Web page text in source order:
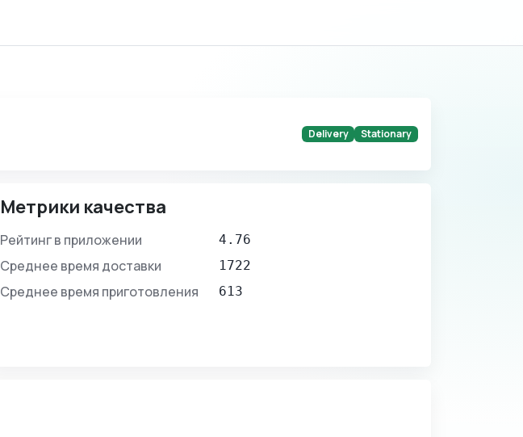
Delivery Stationary
Метрики качества
Рейтинг в приложении 4.76
Среднее время доставки 1722
Среднее время приготовления 613